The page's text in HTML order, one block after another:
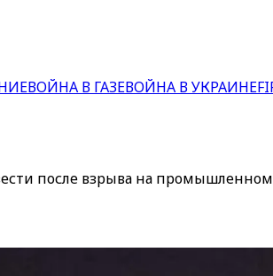
ВОЙНА В ГАЗЕВОЙНА В УКРАИНЕ
после взрыва на промышленном